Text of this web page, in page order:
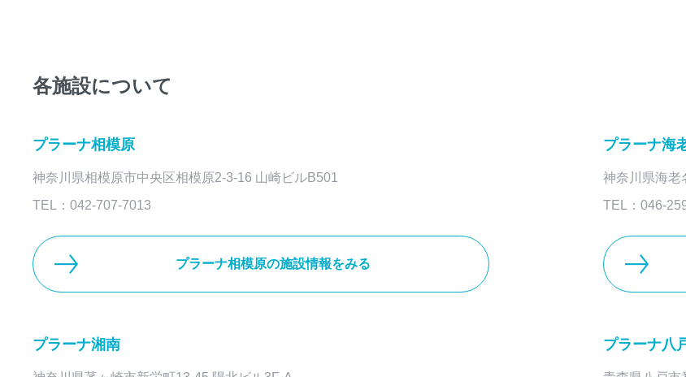
各施設について
プラーナ相模原
神奈川県相模原市中央区相模原2-3-16 山崎ビルB501
TEL：042-707-7013
プラーナ相模原の施設情報をみる
プラーナ海
神奈川県海老
TEL：046-
プラーナ湘南 プラーナ八